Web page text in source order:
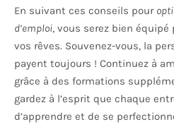
En suivant ces conseils pour
d’emploi, vous serez bien
vos rêves. Souvenez-vous, la
payent toujours ! Continuez à
grâce à des formations
gardez à l’esprit que chaque
d’apprendre et de se